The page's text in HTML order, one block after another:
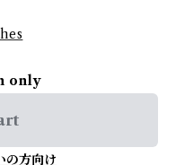
only
の方向け